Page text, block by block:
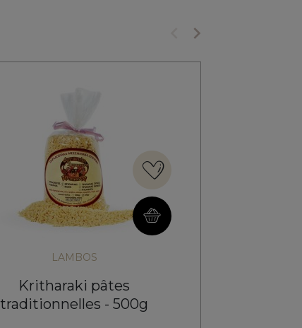
Précédent
Suivant
keyboard_arrow_right
LAMBOS
Kritharaki pâtes
traditionnelles - 500g